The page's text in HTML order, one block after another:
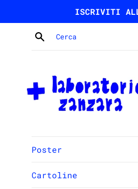
contenuti
ISCRIVITI
Cerca
Poster
Cartoline